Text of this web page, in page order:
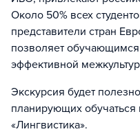
Около 50% всех
представители стран
позволяет
эффективной
Экскурсия будет
планирующих
«Лингвистика».